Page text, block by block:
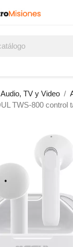
Audio, TV y Video
TWS-800 control